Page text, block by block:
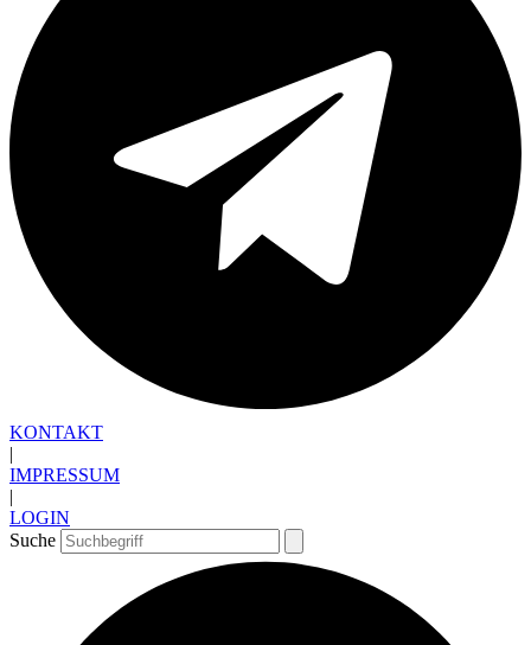
KONTAKT
|
IMPRESSUM
|
LOGIN
Suche